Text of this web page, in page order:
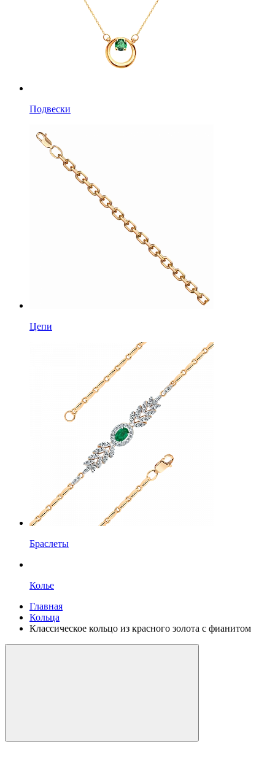
Подвески
Цепи
Браслеты
Колье
Главная
Кольца
Классическое кольцо из красного золота с фианитом